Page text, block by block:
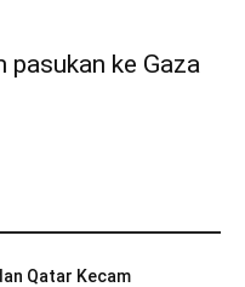
pasukan ke Gaza
Qatar Kecam